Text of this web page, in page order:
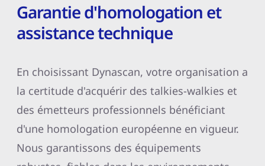
Garantie d'homologation et
assistance technique
En choisissant Dynascan, votre organisation a
la certitude d'acquérir des talkies-walkies et
des émetteurs professionnels bénéficiant
d'une homologation européenne en vigueur.
Nous garantissons des équipements